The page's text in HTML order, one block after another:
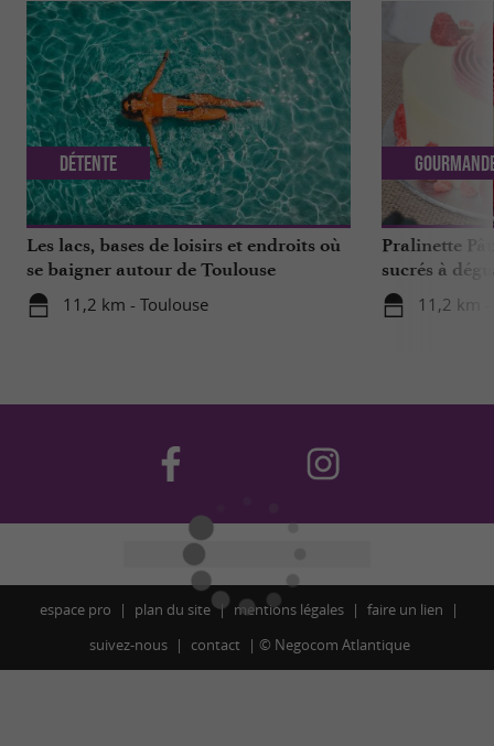
Les lacs, bases de loisirs et endroits où
se baigner autour de Toulouse
11,2 km - Toulouse
Détente
Pralinette
sucrés à
de Toulouse
11,2 km
espace pro plan du site mentions légales
faire un lien
suivez-nous
contact © Negocom Atlantique